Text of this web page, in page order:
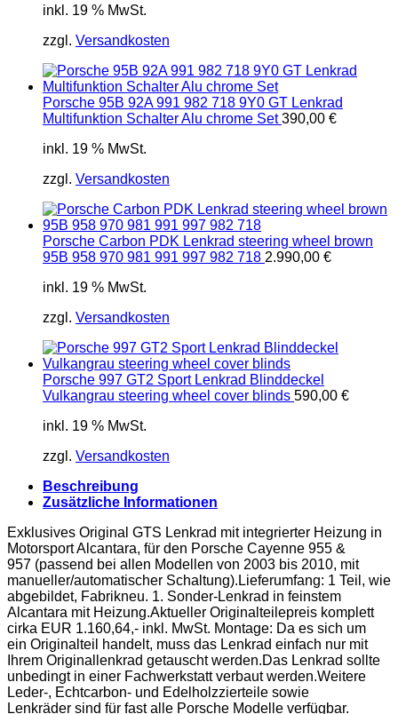
inkl. 19 % MwSt.
zzgl. Versandkosten
Porsche 95B 92A 991 982 718 9Y0 GT Lenkrad
Multifunktion Schalter Alu chrome Set 390,00 €
inkl. 19 % MwSt.
zzgl. Versandkosten
Porsche Carbon PDK Lenkrad steering wheel brown
95B 958 970 981 991 997 982 718 2.990,00 €
inkl. 19 % MwSt.
zzgl. Versandkosten
Porsche 997 GT2 Sport Lenkrad Blinddeckel
Vulkangrau steering wheel cover blinds 590,00 €
inkl. 19 % MwSt.
zzgl. Versandkosten
Beschreibung
Zusätzliche Informationen
Exklusives Original GTS Lenkrad mit integrierter Heizung in
Motorsport Alcantara, für den Porsche Cayenne 955 &
957 (passend bei allen Modellen von 2003 bis 2010, mit
manueller/automatischer Schaltung).Lieferumfang: 1 Teil, wie
abgebildet, Fabrikneu. 1. Sonder-Lenkrad in feinstem
Alcantara mit Heizung.Aktueller Originalteilepreis komplett
cirka EUR 1.160,64,- inkl. MwSt. Montage: Da es sich um
ein Originalteil handelt, muss das Lenkrad einfach nur mit
Ihrem Originallenkrad getauscht werden.Das Lenkrad sollte
unbedingt in einer Fachwerkstatt verbaut werden.Weitere
Leder-, Echtcarbon- und Edelholzzierteile sowie
Lenkräder sind für fast alle Porsche Modelle verfügbar.